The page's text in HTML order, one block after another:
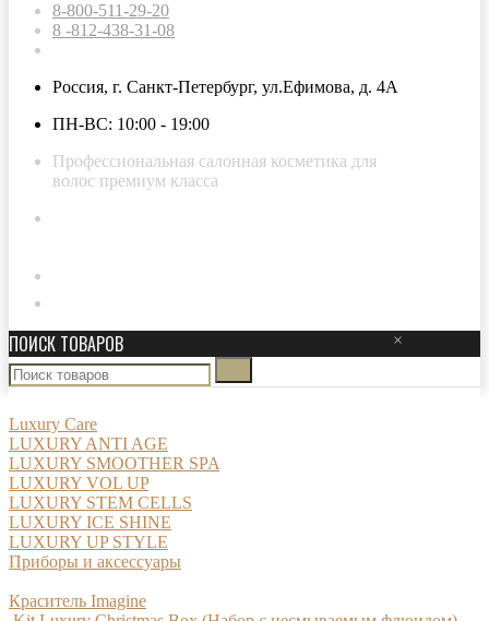
8-800-511-29-20
8 -812-438-31-08
Россия, г. Санкт-Петербург, ул.Ефимова, д. 4А
ПН-ВС: 10:00 - 19:00
Профессиональная салонная косметика для
волос премиум класса
ПОИСК ТОВАРОВ ×
Luxury Care
LUXURY ANTI AGE
LUXURY SMOOTHER SPA
LUXURY VOL UP
LUXURY STEM CELLS
LUXURY ICE SHINE
LUXURY UP STYLE
Приборы и аксессуары
Краситель Imagine